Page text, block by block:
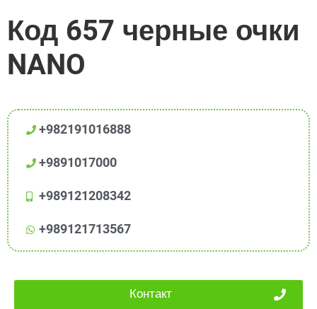
Код 657 черные очки
NANO
+982191016888
+9891017000
+989121208342
+989121713567
Контакт